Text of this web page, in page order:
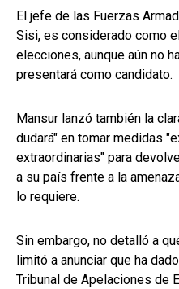
El jefe de las Fuerzas
Sisi, es considerado como
elecciones, aunque aún no
presentará como candidato.
Mansur lanzó también la
dudará" en tomar medidas
extraordinarias" para
a su país frente a la
lo requiere.
Sin embargo, no detalló a
limitó a anunciar que ha
Tribunal de Apelaciones de